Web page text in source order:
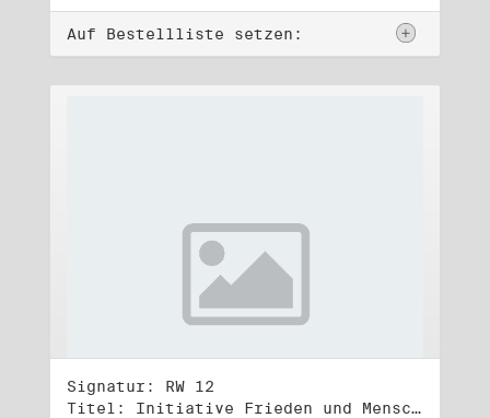
Auf Bestellliste setzen:
Signatur: RW 12
Titel: Initiative Frieden und Menschenrechte (2)